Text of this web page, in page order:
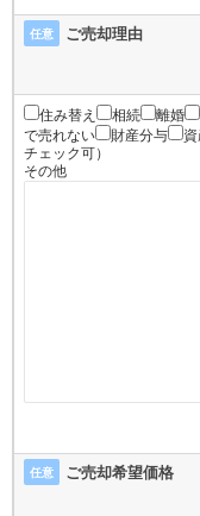
任意 ご売却理由
住み替え 相続 離婚
で売れない
財産分与
チェック可）
その他
任意 ご売却希望価格